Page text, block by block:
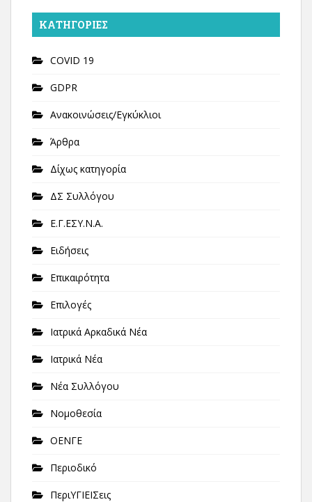
KΑΤΗΓΟΡΊΕΣ
COVID 19
GDPR
Ανακοινώσεις/Εγκύκλιοι
Άρθρα
Δίχως κατηγορία
ΔΣ Συλλόγου
Ε.Γ.ΕΣΥ.Ν.Α.
Ειδήσεις
Επικαιρότητα
Επιλογές
Ιατρικά Αρκαδικά Νέα
Ιατρικά Νέα
Νέα Συλλόγου
Νομοθεσία
ΟΕΝΓΕ
Περιοδικό
ΠεριΥΓΙΕΙΣεις